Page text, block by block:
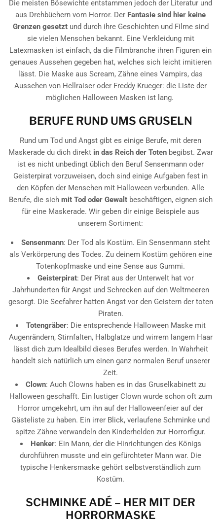
Die meisten Bösewichte entstammen jedoch der Literatur und
aus Drehbüchern vom Horror. Der Fantasie sind hier keine
Grenzen gesetztund durch ihre Geschichten und Filme sind
sie vielen Menschen bekannt. Eine Verkleidung mit
Latexmasken ist einfach, da die Filmbranche ihren Figuren ein
genaues Aussehen gegeben hat, welches sich leicht imitieren
lässt. Die Maske aus Scream, Zähne eines Vampirs, das
Aussehen von Hellraiser oder Freddy Krueger: die Liste der
möglichen Halloween Masken ist lang.
BERUFE RUND UMS GRUSELN
Rund um Tod und Angst gibt es einige Berufe, mit deren
Maskerade du dich direkt in das Reich der Totenbegibst. Zwar
ist es nicht unbedingt üblich den Beruf Sensenmann oder
Geisterpirat vorzuweisen, doch sind einige Aufgaben fest in
den Köpfen der Menschen mit Halloween verbunden. Alle
Berufe, die sich mit Tod oder Gewaltbeschäftigen, eignen sich
für eine Maskerade. Wir geben dir einige Beispiele aus
unserem Sortiment:
Sensenmann: Der Tod als Kostüm. Ein Sensenmann steht
als Verkörperung des Todes. Zu deinem Kostüm gehören eine
Totenkopfmaske und eine Sense aus Gummi.
Geisterpirat: Der Pirat aus der Unterwelt hat vor
Jahrhunderten für Angst und Schrecken auf den Weltmeeren
gesorgt. Die Seefahrer hatten Angst vor den Geistern der toten
Piraten.
Totengräber: Die entsprechende Halloween Maske mit
Augenrändern, Stirnfalten, Halbglatze und wirrem langem Haar
lässt dich zum Idealbild dieses Berufes werden. In Wahrheit
handelt sich natürlich um einen ganz normalen Beruf unserer
Zeit.
Clown: Auch Clowns haben es in das Gruselkabinett zu
Halloween geschafft. Ein lustiger Clown wurde schon oft zum
Horror umgekehrt, um ihn auf der Halloweenfeier auf der
Gästeliste zu haben. Ein irrer Blick, verlaufene Schminke und
spitze Zähne verwandeln den Kinderhelden zur Horrorfigur.
Henker: Ein Mann, der die Hinrichtungen des Königs
durchführen musste und ein gefürchteter Mann war. Die
typische Henkersmaske gehört selbstverständlich zum
Kostüm.
SCHMINKE ADÉ – HER MIT DER
HORRORMASKE